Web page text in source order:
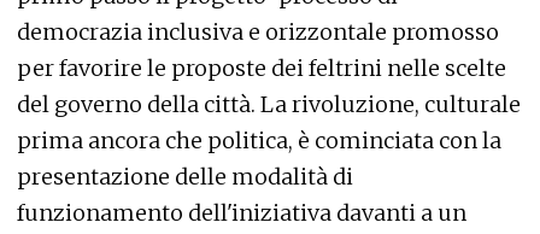
democrazia inclusiva e orizzontale promosso
per favorire le proposte dei feltrini nelle scelte
del governo della città. La rivoluzione, culturale
prima ancora che politica, è cominciata con la
presentazione delle modalità di
funzionamento dell'iniziativa davanti a un